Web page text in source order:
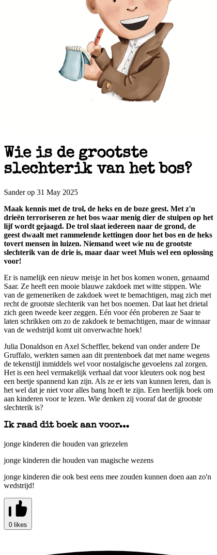
Wie is de grootste
slechterik van het bos?
Sander op 31 May 2025
Maak kennis met de trol, de heks en de boze geest. Met z'n
drieën terroriseren ze het bos waar menig dier de stuipen op het
lijf wordt gejaagd. De trol slaat iedereen naar de grond, de
geest dwaalt met rammelende kettingen door het bos en de heks
tovert mensen in luizen. Niemand weet wie nu de grootste
slechterik van de drie is, maar daar weet Muis wel een oplossing
voor!
Er is namelijk een nieuw meisje in het bos komen wonen, genaamd
Saar. Ze heeft een mooie blauwe zakdoek met witte stippen. Wie
van de gemeneriken de zakdoek weet te bemachtigen, mag zich met
recht de grootste slechterik van het bos noemen. Dat laat het drietal
zich geen tweede keer zeggen. Eén voor één proberen ze Saar te
laten schrikken om zo de zakdoek te bemachtigen, maar de winnaar
van de wedstrijd komt uit onverwachte hoek!
Julia Donaldson en Axel Scheffler, bekend van onder andere De
Gruffalo, werkten samen aan dit prentenboek dat met name wegens
de tekenstijl inmiddels wel voor nostalgische gevoelens zal zorgen.
Het is een heel vermakelijk verhaal dat voor kleuters ook nog best
een beetje spannend kan zijn. Als ze er iets van kunnen leren, dan is
het wel dat je niet voor alles bang hoeft te zijn. Een heerlijk boek om
aan kinderen voor te lezen. Wie denken zij vooraf dat de grootste
slechterik is?
Ik raad dit boek aan voor...
jonge kinderen die houden van griezelen
jonge kinderen die houden van magische wezens
jonge kinderen die ook best eens mee zouden kunnen doen aan zo'n
wedstrijd!
0 likes